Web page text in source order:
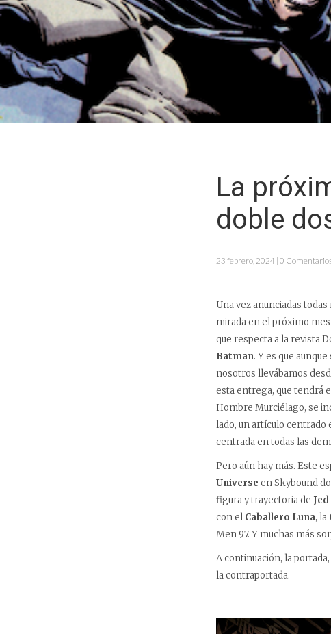
La
doble
23 febrero, 2024 | 0
Una vez anunciadas
mirada en el próximo
que respecta a la revista
Batman. Y es que
nosotros llevábamos
esta entrega, que tendrá
Hombre Murciélago, se
lado, un artículo centrado
centrada en todas las
Pero aún hay más. Este
Universe en Skybound
figura y trayectoria de
con elCaballero Luna, la
Men 97. Y muchas más
A continuación, la
la contraportada.